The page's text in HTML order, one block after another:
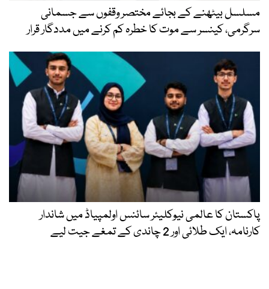
مسلسل بیٹھنے کے بجائے مختصر وقفوں سے جسمانی
سرگرمی، کینسر سے موت کا خطرہ کم کرنے میں مددگار قرار
پاکستان کا عالمی نیوکلیئر سائنس اولمپیاڈ میں شاندار
کارنامہ، ایک طلائی اور 2 چاندی کے تمغے جیت لیے